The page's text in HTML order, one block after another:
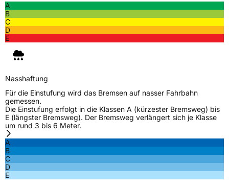
Weitere Eigenschaften
SchlauchtypTL
Zustand
M+SJa
VerstärktXL
FelgenschutzFP
EU Label
A
B
C
D
E
Nasshaftung
Für die Einstufung wird das Bremsen auf nasser Fahrbahn
gemessen.
Die Einstufung erfolgt in die Klassen A (kürzester Bremsweg) bis
E (längster Bremsweg). Der Bremsweg verlängert sich je Klasse
um rund 3 bis 6 Meter.
A
B
C
D
E